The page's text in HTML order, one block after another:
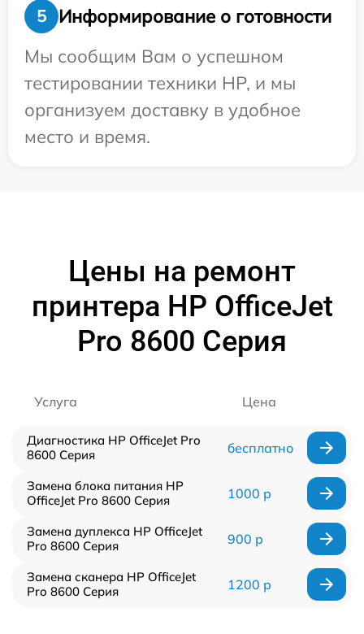
5
Информирование о готовности
Мы сообщим Вам о успешном
тестировании техники HP, и мы
организуем доставку в удобное
место и время.
Цены на ремонт
принтера HP OfficeJet
Pro 8600 Серия
Услуга Цена
Диагностика HP OfficeJet Pro
8600 Серия
бесплатно
Замена блока питания HP
OfficeJet Pro 8600 Серия
1000 р
Замена дуплекса HP OfficeJet
Pro 8600 Серия
900 р
Замена сканера HP OfficeJet
Pro 8600 Серия
1200 р